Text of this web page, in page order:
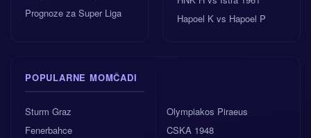
Prognoze za Super Liga
Hapoel K vs Hapoel P
POPULARNE MOMČADI
Sturm Graz
Fenerbahce
Olympiakos Piraeus
CSKA 1948